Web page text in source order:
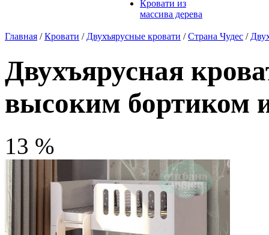
Кровати из
массива дерева
Главная /Кровати / Двухъярусные кровати /Страна Чудес /
Двухъярусная
высоким бортиком
13 %